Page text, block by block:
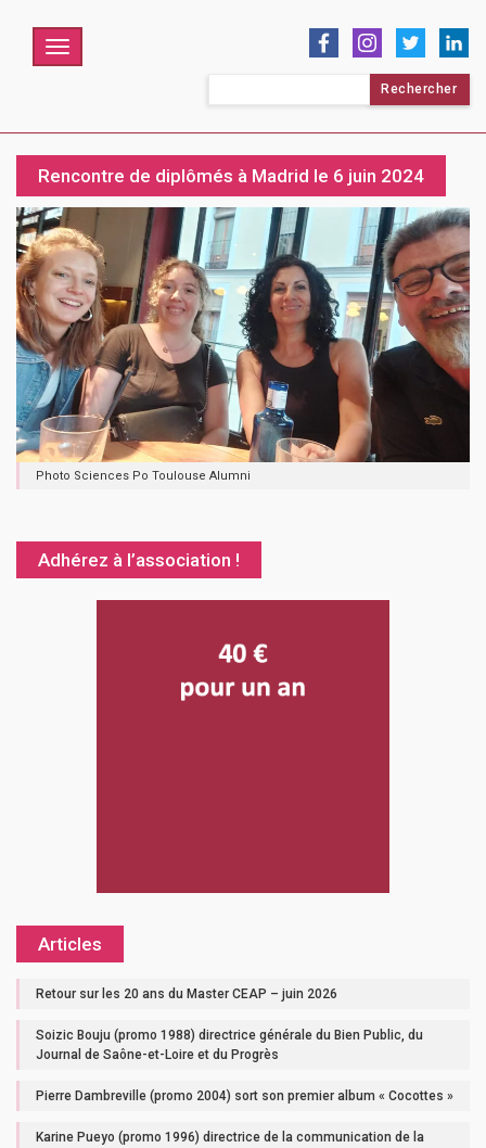
Menu
Rencontre de diplômés à Madrid le 6 juin 2024
Photo Sciences Po Toulouse Alumni
Adhérez à l’association !
Articles
Retour sur les 20 ans du Master CEAP – juin 2026
Soizic Bouju (promo 1988) directrice générale du Bien Public, du
Journal de Saône-et-Loire et du Progrès
Pierre Dambreville (promo 2004) sort son premier album « Cocottes »
Karine Pueyo (promo 1996) directrice de la communication de la